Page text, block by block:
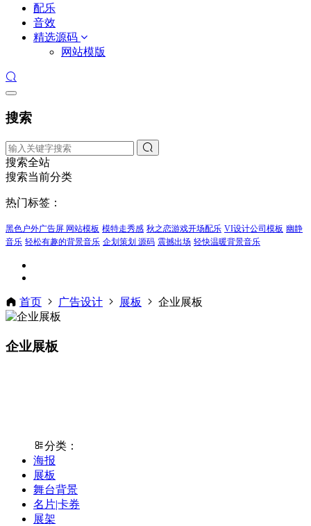
配乐
音效
精选源码
网站模版
搜索
搜索全站
搜索当前分类
热门标签：
黑色户外广告屏 网站模板 模特走秀感 秋之恋游戏开场配乐 VI设计公司模板 幽静
音乐 轻松有趣的背景音乐 企划策划 源码 震撼出场 轻快温暖背景音乐
首页 广告设计 展板 企业展板
企业展板
分类：
海报
展板
舞台背景
名片|卡券
展架